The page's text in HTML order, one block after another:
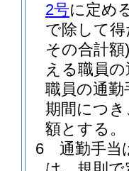
2号に定め
で除して
その合計額)
える職員
職員の通
期間につ
額とする。
6
通勤手当